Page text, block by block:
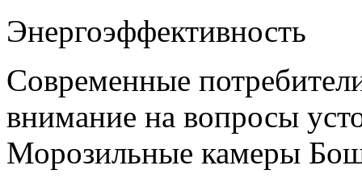
Энергоэффективность
Современные
внимание на вопросы
Морозильные камеры